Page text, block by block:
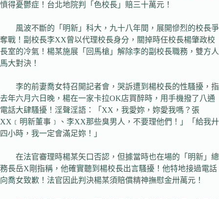
憤得憂鬱症！台北地院判「色校長」賠三十萬元！
風波不斷的「明新」科大，九十八年間，展開慘烈的校長爭
奪戰！副校長李XX曾以代理校長身分，關掉時任校長楊肇政校
長室的冷氣！楊某施展「回馬槍」解除李的副校長職務，雙方人
馬大對決！
李的前妻喬女特召開記者會，哭訴遭到楊校長的性騷擾，指
去年六月六日晚，楊在一家卡拉OK店買醉時，用手機撥了八通
電話大肆騷擾！淫聲淫語：「XX，我愛妳，妳愛我嗎？張
XX﹝明新董事﹞、李XX那些臭男人，不要理他們！」「給我廾
四小時，我一定會滿足妳！」
在法官審理時楊某矢口否認，但據當時也在場的「明新」總
務長岳X剛指稱，他確實聽到楊校長出言騷擾！他特地接過電話
向喬女致歉！法官因此判決楊某須賠償精神撫慰金卅萬元！